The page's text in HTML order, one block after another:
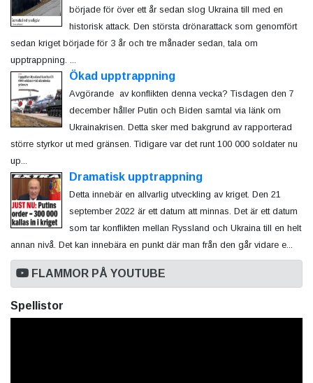
började för över ett år sedan slog Ukraina till med en
historisk attack. Den största drönarattack som genomfört
sedan kriget började för 3 år och tre månader sedan, tala om
upptrappning. ...
Ökad upptrappning
Avgörande av konflikten denna vecka? Tisdagen den 7
december håller Putin och Biden samtal via länk om
Ukrainakrisen. Detta sker med bakgrund av rapporterad
större styrkor ut med gränsen. Tidigare var det runt 100 000 soldater nu
up...
Dramatisk upptrappning
Detta innebär en allvarlig utveckling av kriget. Den 21
september 2022 är ett datum att minnas. Det är ett datum
som tar konflikten mellan Ryssland och Ukraina till en helt
annan nivå. Det kan innebära en punkt där man från den går vidare e...
FLAMMOR PÅ YOUTUBE
Spellistor